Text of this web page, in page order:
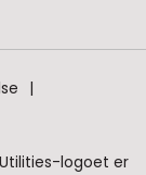
logoet er